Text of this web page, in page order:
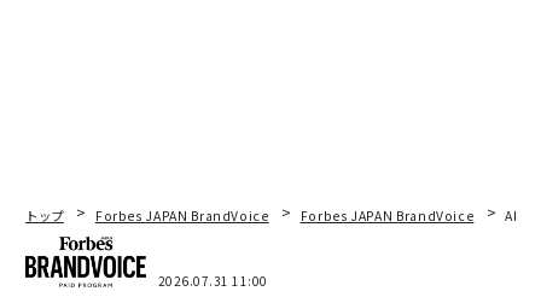
トップ Forbes JAPAN BrandVoice Forbes JAPAN BrandVoice AIが
2026.07.31 11:00